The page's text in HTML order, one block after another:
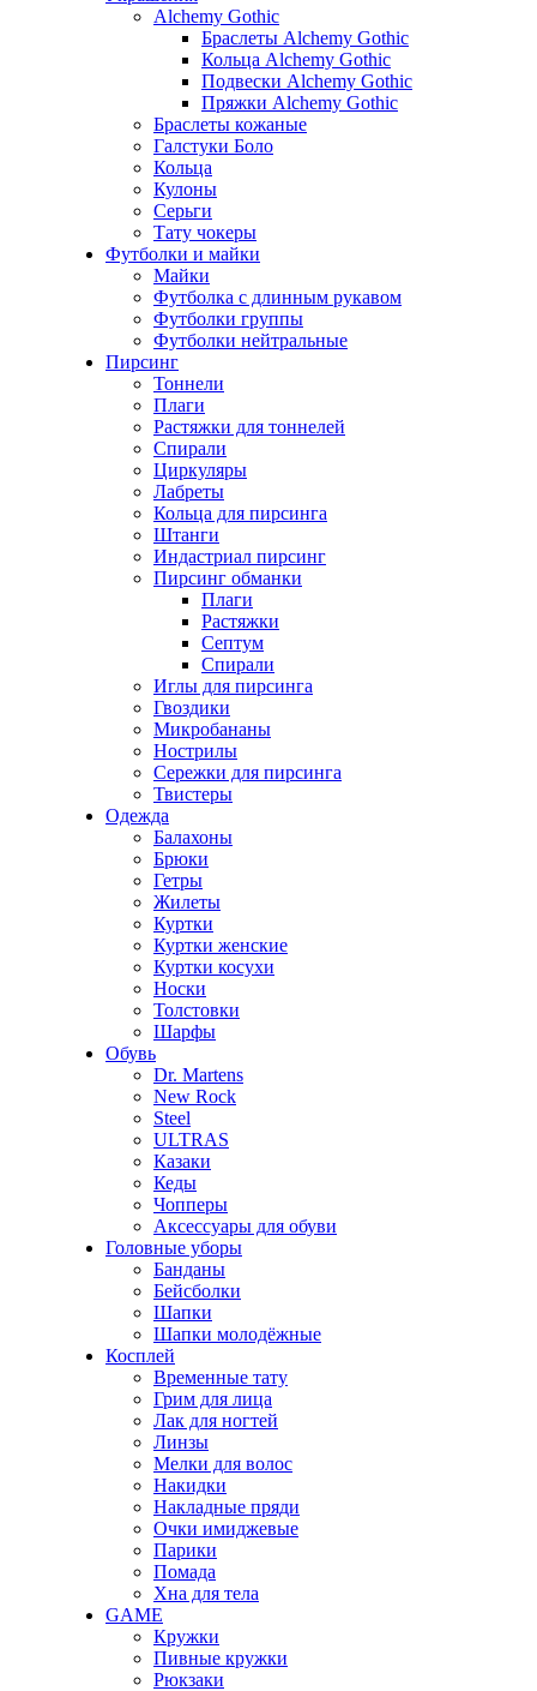
Alchemy Gothic
Браслеты Alchemy Gothic
Кольца Alchemy Gothic
Подвески Alchemy Gothic
Пряжки Alchemy Gothic
Браслеты кожаные
Галстуки Боло
Кольца
Кулоны
Серьги
Тату чокеры
Футболки и майки
Майки
Футболка с длинным рукавом
Футболки группы
Футболки нейтральные
Пирсинг
Тоннели
Плаги
Растяжки для тоннелей
Спирали
Циркуляры
Лабреты
Кольца для пирсинга
Штанги
Индастриал пирсинг
Пирсинг обманки
Плаги
Растяжки
Септум
Спирали
Иглы для пирсинга
Гвоздики
Микробананы
Нострилы
Сережки для пирсинга
Твистеры
Одежда
Балахоны
Брюки
Гетры
Жилеты
Куртки
Куртки женские
Куртки косухи
Носки
Толстовки
Шарфы
Обувь
Dr. Martens
New Rock
Steel
ULTRAS
Казаки
Кеды
Чопперы
Аксессуары для обуви
Головные уборы
Банданы
Бейсболки
Шапки
Шапки молодёжные
Косплей
Временные тату
Грим для лица
Лак для ногтей
Линзы
Мелки для волос
Накидки
Накладные пряди
Очки имиджевые
Парики
Помада
Хна для тела
GAME
Кружки
Пивные кружки
Рюкзаки